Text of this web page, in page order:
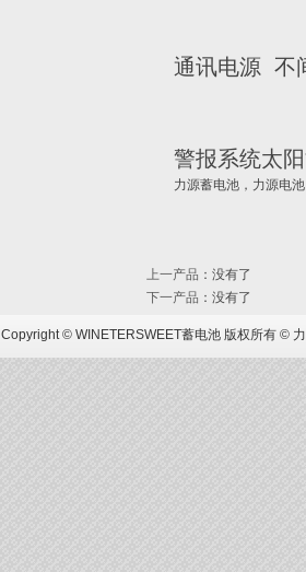
通讯电源 不
警报系统太
力源蓄电池， 力源电池
上一产品 ：没有了
下一产品 ：没有了
Copyright © WINETERSWEET蓄电池 版权所有 ©